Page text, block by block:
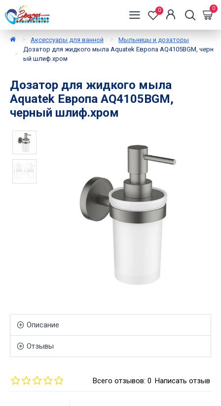
0 0
Аксессуары для ванной
Мыльницы и дозаторы
Дозатор для жидкого мыла Aquatek Европа AQ4105BGM, черн
ый шлиф.хром
Дозатор для жидкого мыла
Aquatek Европа AQ4105BGM,
черный шлиф.хром
Описание
Отзывы
Всего отзывов: 0 Написать отзыв